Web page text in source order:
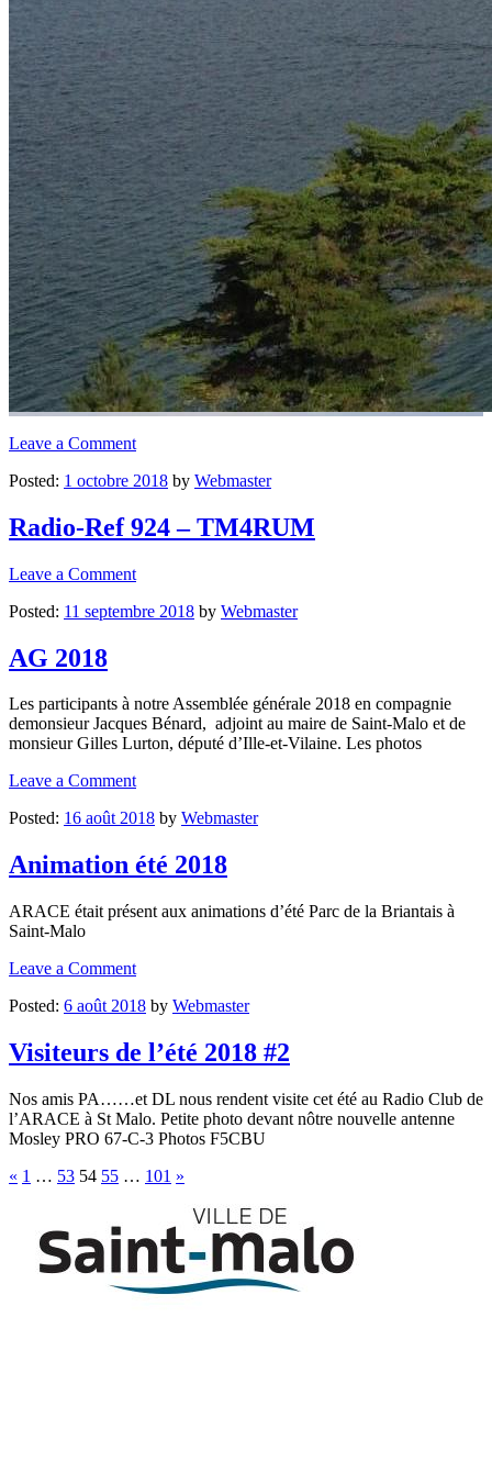
Leave a Comment
Posted: 1 octobre 2018 by Webmaster
Radio-Ref 924 – TM4RUM
Leave a Comment
Posted: 11 septembre 2018 by Webmaster
AG 2018
Les participants à notre Assemblée générale 2018 en compagnie
demonsieur Jacques Bénard, adjoint au maire de Saint-Malo et de
monsieur Gilles Lurton, député d’Ille-et-Vilaine. Les photos
Leave a Comment
Posted: 16 août 2018 by Webmaster
Animation été 2018
ARACE était présent aux animations d’été Parc de la Briantais à
Saint-Malo
Leave a Comment
Posted: 6 août 2018 by Webmaster
Visiteurs de l’été 2018 #2
Nos amis PA……et DL nous rendent visite cet été au Radio Club de
l’ARACE à St Malo. Petite photo devant nôtre nouvelle antenne
Mosley PRO 67-C-3 Photos F5CBU
Pagination
publications
« 1 … 53 54 55 … 101 »